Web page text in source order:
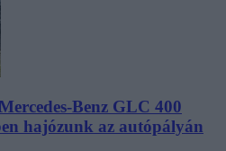
Benz GLC 400
hajózunk az autópályán